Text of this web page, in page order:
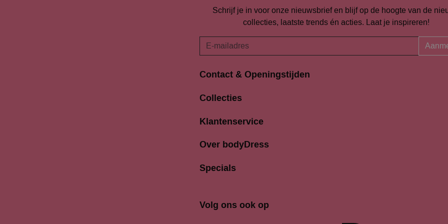
Schrijf je in voor onze nieuwsbrief en blijf op de hoogte van de
collecties, laatste trends én acties. Laat je inspireren!
Contact & Openingstijden
Langestraat 94-96
033 4690704
Collecties
Klantenservice
Over bodyDress
Specials
Volg ons ook op